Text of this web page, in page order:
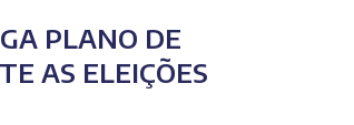
PLANO DE
AS ELEIÇÕES